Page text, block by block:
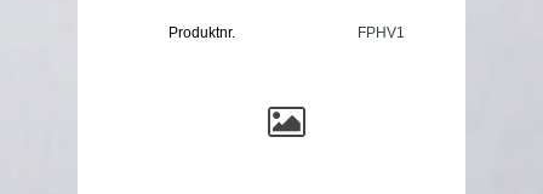
Produktnr. FPHV1